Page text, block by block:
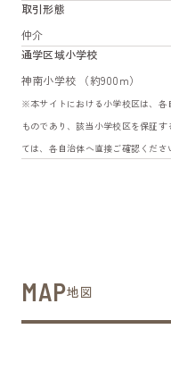
取引形態
仲介
通学区域小学校
神南小学校 （約900m）
※本サイトにおける小学校区は、各
ものであり、該当小学校区を保証
ては、各自治体へ直接ご確認くださ
MAP地図